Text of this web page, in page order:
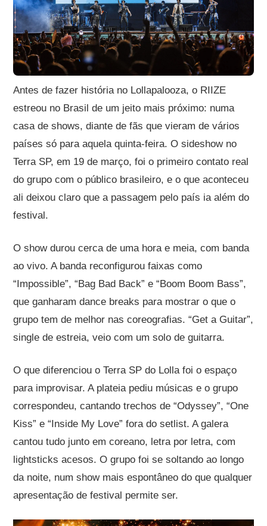
Antes de fazer história no Lollapalooza, o RIIZE
estreou no Brasil de um jeito mais próximo: numa
casa de shows, diante de fãs que vieram de vários
países só para aquela quinta-feira. O sideshow no
Terra SP, em 19 de março, foi o primeiro contato real
do grupo com o público brasileiro, e o que aconteceu
ali deixou claro que a passagem pelo país ia além do
festival.
O show durou cerca de uma hora e meia, com banda
ao vivo. A banda reconfigurou faixas como
“Impossible”, “Bag Bad Back” e “Boom Boom Bass”,
que ganharam dance breaks para mostrar o que o
grupo tem de melhor nas coreografias. “Get a Guitar”,
single de estreia, veio com um solo de guitarra.
O que diferenciou o Terra SP do Lolla foi o espaço
para improvisar. A plateia pediu músicas e o grupo
correspondeu, cantando trechos de “Odyssey”, “One
Kiss” e “Inside My Love” fora do setlist. A galera
cantou tudo junto em coreano, letra por letra, com
lightsticks acesos. O grupo foi se soltando ao longo
da noite, num show mais espontâneo do que qualquer
apresentação de festival permite ser.